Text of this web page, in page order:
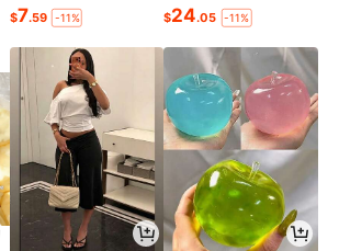
$7.59 -11% $24.05 -11%